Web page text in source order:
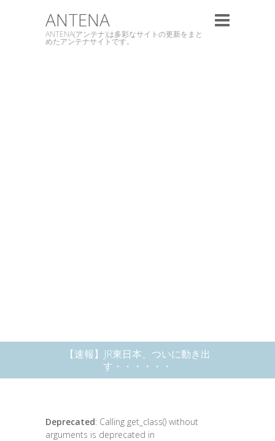
ANTENA
ANTENA(アンテナ)は多彩なサイトの更新をまと
めたアンテナサイトです。
【速報】JR東日本、ついに動き出
す・・・・・・
Deprecated: Calling get_class() without
arguments is deprecated in